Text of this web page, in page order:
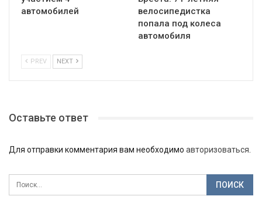
автомобилей
велосипедистка
попала под колеса
автомобиля
PREV NEXT
Оставьте ответ
Для отправки комментария вам необходимо авторизоваться.